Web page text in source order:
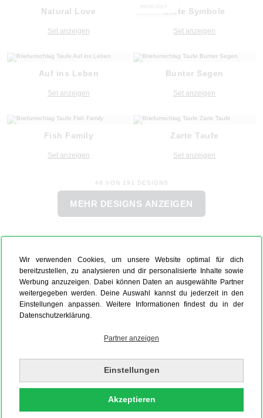
Wir verwenden Cookies, um unsere Website optimal für dich
bereitzustellen, zu analysieren und dir personalisierte Inhalte sowie
Werbung anzuzeigen. Dabei können Daten an ausgewählte Partner
weitergegeben werden. Deine Auswahl kannst du jederzeit in den
Einstellungen anpassen. Weitere Informationen findest du in der
Datenschutzerklärung.
Partner anzeigen
Einstellungen
Akzeptieren
Natural Love
Set anzeigen
Zarte Symbole
Set anzeigen
Auf ins Leben
Set anzeigen
Bunter Segen
Set anzeigen
Fish Family
Set anzeigen
Zarte Taufe
Set anzeigen
48 VON 191 DESIGNS
MEHR DESIGNS ANZEIGEN